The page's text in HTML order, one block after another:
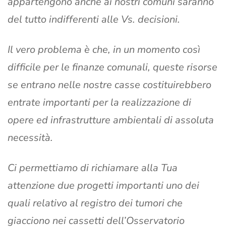
del tutto indifferenti alle Vs. decisioni.
Il vero problema è che, in un momento così
difficile per le finanze comunali, queste risorse
se entrano nelle nostre casse costituirebbero
entrate importanti per la realizzazione di
opere ed infrastrutture ambientali di assoluta
necessità.
Ci permettiamo di richiamare alla Tua
attenzione due progetti importanti uno dei
quali relativo al registro dei tumori che
giacciono nei cassetti dell’Osservatorio